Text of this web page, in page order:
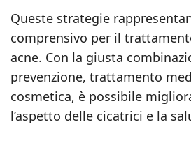
Queste strategie
comprensivo per il
acne. Con la giusta
prevenzione, trattamento
cosmetica, è possibile
l’aspetto delle cicatrici e la